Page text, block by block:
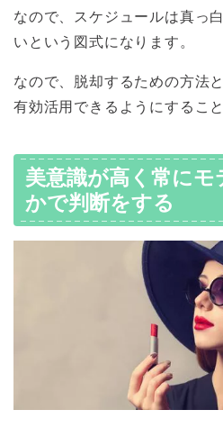
なので、スケジュールは真っ
いという図式になります。
なので、脱却するための方法
有効活用できるようにするこ
美意識が高く常に
かで判断をする